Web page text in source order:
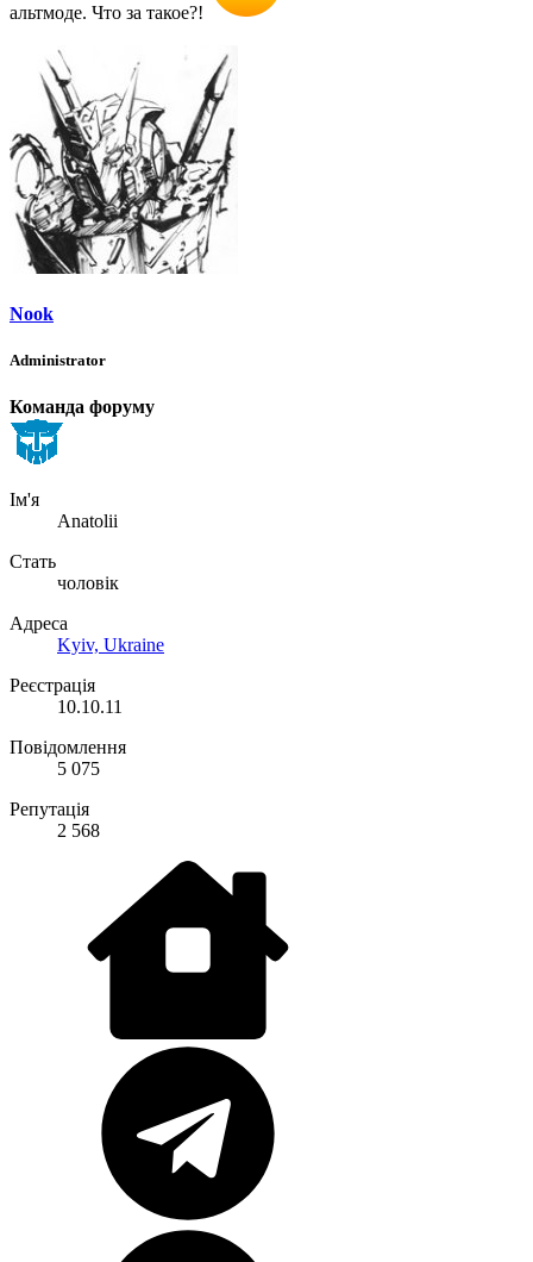
альтмоде. Что за такое?!
Nook
Administrator
Команда форуму
Ім'я
Anatolii
Стать
чоловік
Адреса
Kyiv, Ukraine
Реєстрація
10.10.11
Повідомлення
5 075
Репутація
2 568